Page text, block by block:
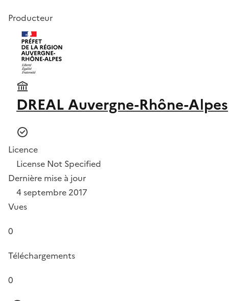
Producteur
DREAL Auvergne-Rhône-Alpes
Licence
License Not Specified
Dernière mise à jour
4 septembre 2017
Vues
0
Téléchargements
0